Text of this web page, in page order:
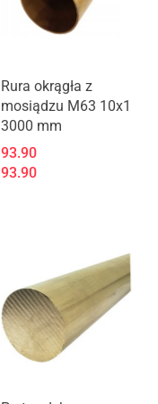
Rura okrągła z
mosiądzu M63 10x1
3000 mm
93.90
93.90